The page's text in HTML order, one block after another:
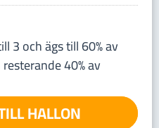
3 och ägs till 60% av
40% av
HALLON